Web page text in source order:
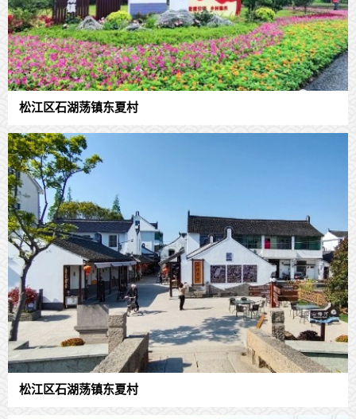
松江区石湖荡镇东夏村
松江区石湖荡镇东夏村